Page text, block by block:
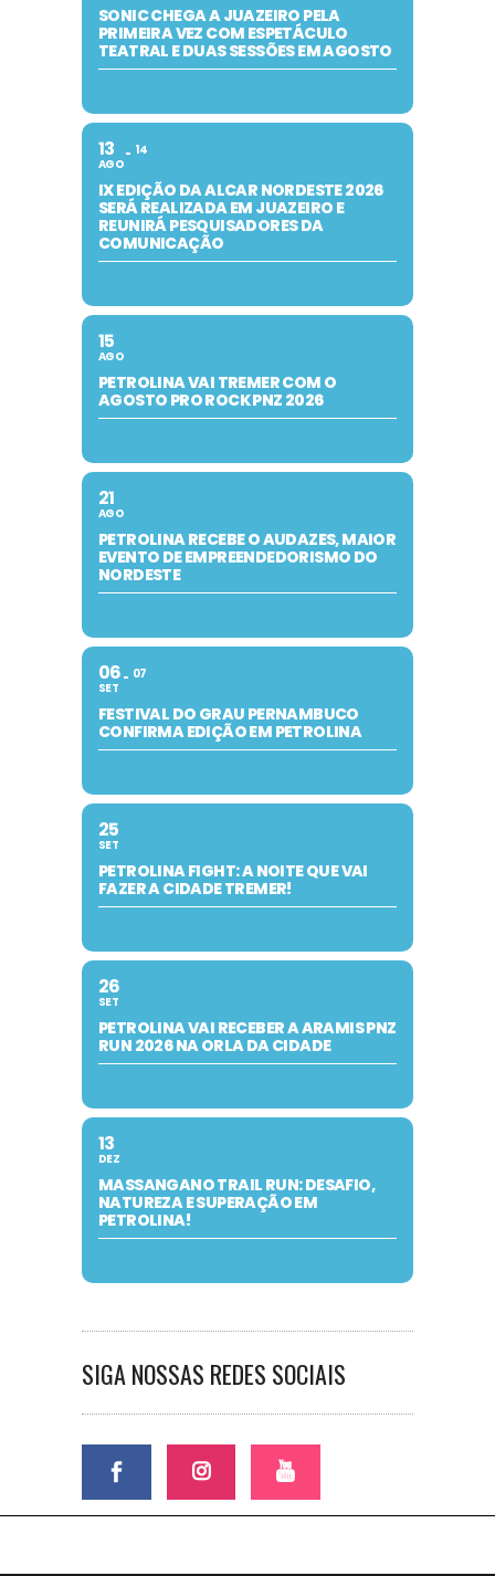
SONIC CHEGA A JUAZEIRO PELA
PRIMEIRA VEZ COM ESPETÁCULO
TEATRAL E DUAS SESSÕES EM AGOSTO
13
AGO
14
IX EDIÇÃO DA ALCAR NORDESTE 2026
SERÁ REALIZADA EM JUAZEIRO E
REUNIRÁ PESQUISADORES DA
COMUNICAÇÃO
15
AGO
PETROLINA VAI TREMER COM O
AGOSTO PRO ROCK PNZ 2026
21
AGO
PETROLINA RECEBE O AUDAZES, MAIOR
EVENTO DE EMPREENDEDORISMO DO
NORDESTE
06
SET
07
FESTIVAL DO GRAU PERNAMBUCO
CONFIRMA EDIÇÃO EM PETROLINA
25
SET
PETROLINA FIGHT: A NOITE QUE VAI
FAZER A CIDADE TREMER!
26
SET
PETROLINA VAI RECEBER A ARAMIS PNZ
RUN 2026 NA ORLA DA CIDADE
13
DEZ
MASSANGANO TRAIL RUN: DESAFIO,
NATUREZA E SUPERAÇÃO EM
PETROLINA!
SIGA NOSSAS REDES SOCIAIS